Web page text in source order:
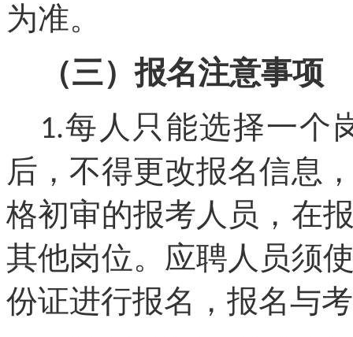
为准。
（三）报名注意事项
1.每人只能选择一个
后，不得更改报名信息
格初审的报考人员，在
其他岗位。应聘人员须
份证进行报名，报名与